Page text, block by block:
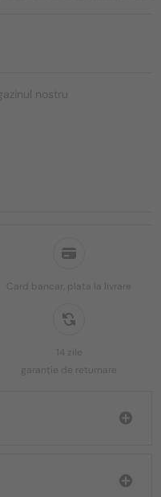
Card bancar, plata la livrare
14 zile
garanție de returnare
nostru